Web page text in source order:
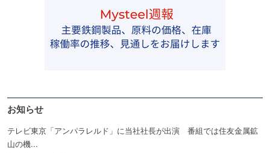
お知らせ
テレビ東京「アンパラレルド」に当社社長が出演 番組では住友金属鉱
山の機...